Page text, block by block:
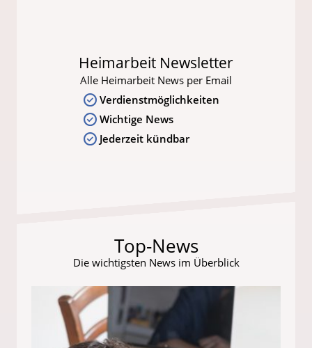
Heimarbeit Newsletter
Alle Heimarbeit News per Email
Verdienstmöglichkeiten
Wichtige News
Jederzeit kündbar
Top-News
Die wichtigsten News im Überblick